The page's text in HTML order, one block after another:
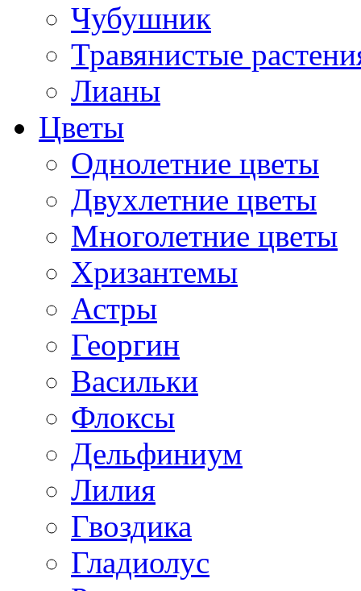
Чубушник
Травянистые
Лианы
Цветы
Однолетние цветы
Двухлетние цветы
Многолетние цветы
Хризантемы
Астры
Георгин
Васильки
Флоксы
Дельфиниум
Лилия
Гвоздика
Гладиолус